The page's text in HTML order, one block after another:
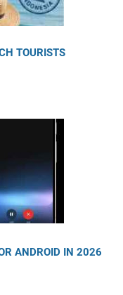
TOURISTS
ANDROID IN 2026